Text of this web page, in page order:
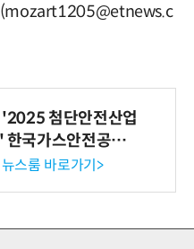
(mozart1205@etnews.c
'2025 첨단안전산업
한국가스안전공사
상
스룸 바로가기>